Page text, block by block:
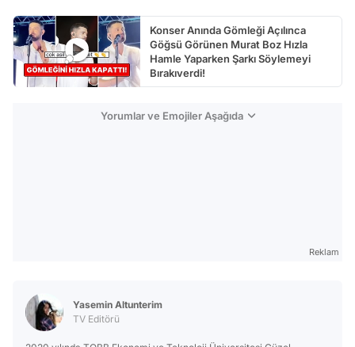
Konser Anında Gömleği Açılınca
Göğsü Görünen Murat Boz Hızla
Hamle Yaparken Şarkı Söylemeyi
Bırakıverdi!
Yorumlar ve Emojiler Aşağıda
Reklam
Yasemin Altunterim
TV Editörü